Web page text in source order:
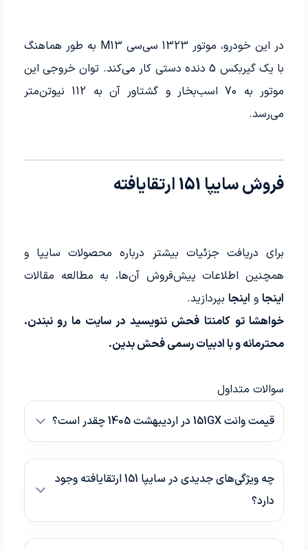
در این خودرو، موتور 1323 سی‌سی M13 به طور هماهنگ
با یک گیربکس 5 دنده دستی کار می‌کند. توان خروجی این
موتور به 70 اسب‌بخار و گشتاور آن به 112 نیوتن‌متر
می‌رسد.
فروش سایپا 151 ارتقایافته
برای دریافت جزئیات بیشتر درباره محصولات سایپا و
همچنین اطلاعات پیش‌فروش آن‌ها، به مطالعه مقالات
اینجاو اینجابپردازید.
خواهشا تو کامنتا فحش ننویسید در سایت ما رو نبندن.
محترمانه و با ادبیات رسمی فحش بدین.
سوالات متداول
قیمت وانت 151GX در اردیبهشت 1405 چقدر است؟
چه ویژگی‌های جدیدی در سایپا 151 ارتقایافته وجود
دارد؟